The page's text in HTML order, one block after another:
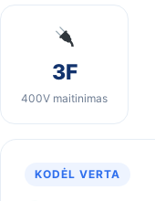
3F
400V maitinimas
KODĖL VERTA